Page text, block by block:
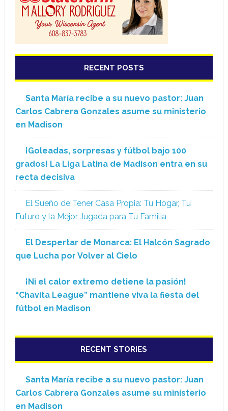
RECENT POSTS
Santa María recibe a su nuevo pastor: Juan
Carlos Cabrera Gonzales asume su ministerio
en Madison
¡Goleadas, sorpresas y fútbol bajo 100
grados! La Liga Latina de Madison entra en su
recta decisiva
El Sueño de Tener Casa Propia: Tu Hogar, Tu
Futuro y la Mejor Jugada para Tu Familia
El Despertar de Monarca: El Halcón Sagrado
que Lucha por Volver al Cielo
¡Ni el calor extremo detiene la pasión!
“Chavita League” mantiene viva la fiesta del
fútbol en Madison
RECENT STORIES
Santa María recibe a su nuevo pastor: Juan
Carlos Cabrera Gonzales asume su ministerio
en Madison